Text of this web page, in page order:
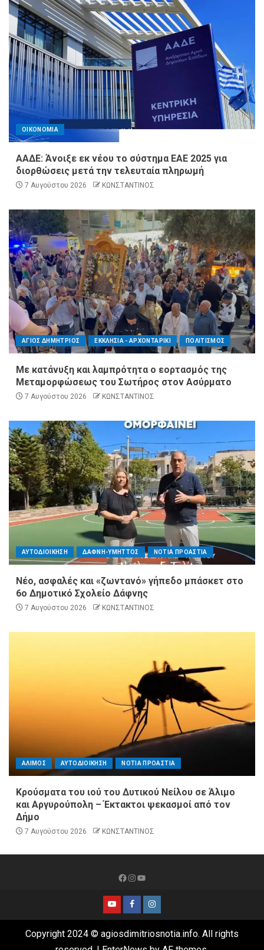
ΟΙΚΟΝΟΜΙΑ
ΑΑΔΕ: Άνοιξε εκ νέου το σύστημα ΕΑΕ 2025 για
διορθώσεις μετά την τελευταία πληρωμή
7 Αυγούστου 2026 ΚΩΝΣΤΑΝΤΙΝΟΣ
ΑΓΙΟΣ ΔΗΜΗΤΡΙΟΣ ΕΚΚΛΗΣΙΑ - ΑΡΧΟΝΤΑΡΙΚΙ ΠΟΛΙΤΙΣΜΟΣ
Με κατάνυξη και λαμπρότητα ο εορτασμός της
Μεταμορφώσεως του Σωτήρος στον Ασύρματο
7 Αυγούστου 2026 ΚΩΝΣΤΑΝΤΙΝΟΣ
ΑΥΤΟΔΙΟΙΚΗΣΗ ΔΑΦΝΗ-ΥΜΗΤΤΟΣ ΝΟΤΙΑ ΠΡΟΑΣΤΙΑ
Νέο, ασφαλές και «ζωντανό» γήπεδο μπάσκετ στο
6ο Δημοτικό Σχολείο Δάφνης
7 Αυγούστου 2026 ΚΩΝΣΤΑΝΤΙΝΟΣ
ΑΛΙΜΟΣ ΑΥΤΟΔΙΟΙΚΗΣΗ ΝΟΤΙΑ ΠΡΟΑΣΤΙΑ
Κρούσματα του ιού του Δυτικού Νείλου σε Άλιμο
και Αργυρούπολη – Έκτακτοι ψεκασμοί από τον
Δήμο
7 Αυγούστου 2026 ΚΩΝΣΤΑΝΤΙΝΟΣ
Copyright 2024 © agiosdimitriosnotia.info. All rights